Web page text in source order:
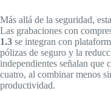
Más allá de la seguridad,
Las grabaciones con
1.3 se integran con
pólizas de seguro y la
independientes señalan que
cuatro, al combinar menos
productividad.